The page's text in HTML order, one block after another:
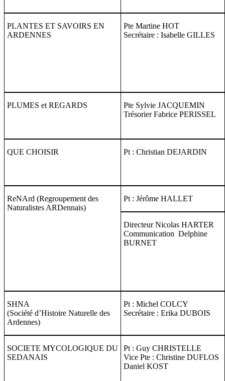
PLANTES ET SAVOIRS EN
ARDENNES
Pte Martine HOT
Secrétaire : Isabelle GILLES
PLUMES et REGARDS
Pte Sylvie JACQUEMIN
Trésorier Fabrice PERISSEL
QUE CHOISIR Pt : Christian DEJARDIN
ReNArd (Regroupement des
Naturalistes ARDennais)
Pt : Jérôme HALLET
Directeur Nicolas HARTER
Communication Delphine
BURNET
SHNA
(Société d’Histoire Naturelle des
Ardennes)
Pt : Michel COLCY
Secrétaire : Erika DUBOIS
SOCIETE MYCOLOGIQUE DU
SEDANAIS
Pt : Guy CHRISTELLE
Vice Pte : Christine DUFLOS
Daniel KOST